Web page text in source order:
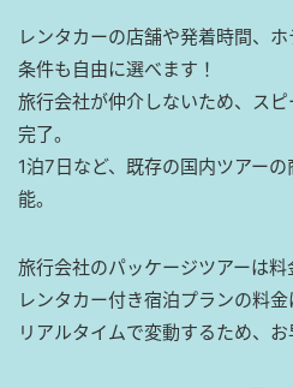
レンタカーの店舗や発着時間、
条件も自由に選べます！
旅行会社が仲介しないため、ス
完了。
1泊7日など、既存の国内ツアー
能。
旅行会社のパッケージツアーは料
レンタカー付き宿泊プランの料金
リアルタイムで変動するため、